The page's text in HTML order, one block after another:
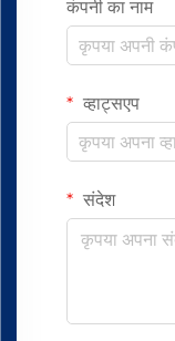
कंपनी का नाम
व्हाट्सएप
संदेश